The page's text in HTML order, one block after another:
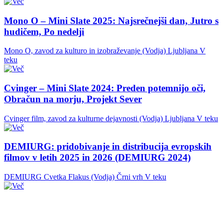
Mono O – Mini Slate 2025: Najsrečnejši dan, Jutro s
hudičem, Po nedelji
Mono O, zavod za kulturo in izobraževanje (Vodja) Ljubljana V
teku
Cvinger – Mini Slate 2024: Preden potemnijo oči,
Obračun na morju, Projekt Sever
Cvinger film, zavod za kulturne dejavnosti (Vodja) Ljubljana V teku
DEMIURG: pridobivanje in distribucija evropskih
filmov v letih 2025 in 2026 (DEMIURG 2024)
DEMIURG Cvetka Flakus (Vodja) Črni vrh V teku